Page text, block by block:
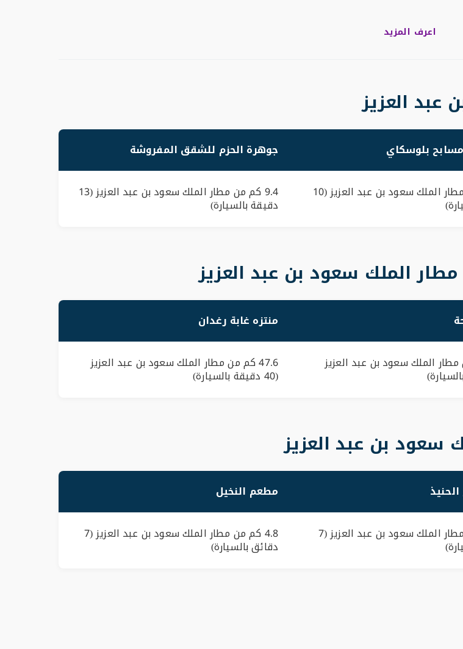
اعرف المزيد
العزيز
بلوسكاي جوهرة الحزم للشقق المفروشة
6.4 كم من مطار الملك سعود بن عبد العزيز (10 9.4 كم من مطار الملك سعود بن عبد العزيز (13
دقيقة بالسيارة)
الملك سعود بن عبد العزيز
منتزه غابة رغدان
مطار الملك سعود بن عبد العزيز 47.6 كم من مطار الملك سعود بن عبد العزيز
(40 دقيقة بالسيارة)
سعود بن عبد العزيز
مطعم النخيل
5.2 كم من مطار الملك سعود بن عبد العزيز (7 4.8 كم من مطار الملك سعود بن عبد العزيز (7
دقائق بالسيارة)